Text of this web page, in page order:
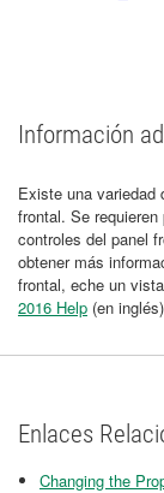
Información
Existe una variedad
frontal. Se
controles del panel
obtener más
frontal, eche un
2016 Help (en
Enlaces
Changing the